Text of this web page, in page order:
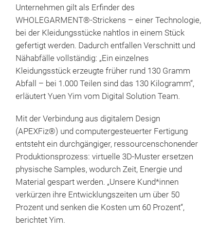
Unternehmen gilt als Erfinder des
WHOLEGARMENT®-Strickens – einer Technologie,
bei der Kleidungsstücke nahtlos in einem Stück
gefertigt werden. Dadurch entfallen Verschnitt und
Nähabfälle vollständig: „Ein einzelnes
Kleidungsstück erzeugte früher rund 130 Gramm
Abfall – bei 1.000 Teilen sind das 130 Kilogramm“,
erläutert Yuen Yim vom Digital Solution Team.
Mit der Verbindung aus digitalem Design
(APEXFiz®) und computergesteuerter Fertigung
entsteht ein durchgängiger, ressourcenschonender
Produktionsprozess: virtuelle 3D-Muster ersetzen
physische Samples, wodurch Zeit, Energie und
Material gespart werden. „Unsere Kund*innen
verkürzen ihre Entwicklungszeiten um über 50
Prozent und senken die Kosten um 60 Prozent“,
berichtet Yim.